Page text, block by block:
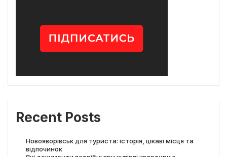
Recent Posts
Новояворівськ для туриста: історія, цікаві місця та
відпочинок